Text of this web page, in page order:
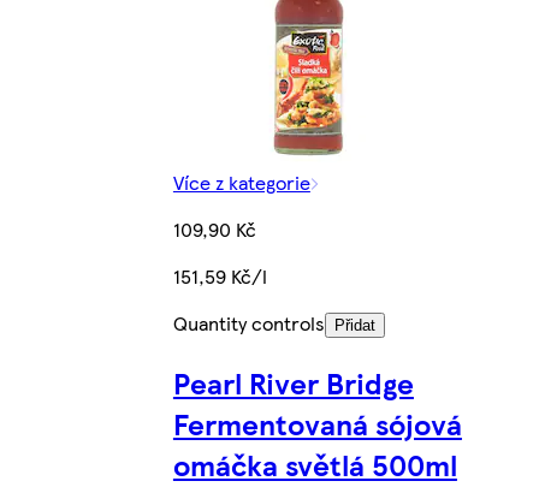
Více z kategorie
109,90 Kč
151,59 Kč/l
Quantity controls
Přidat
Pearl River Bridge
Fermentovaná sójová
omáčka světlá 500ml